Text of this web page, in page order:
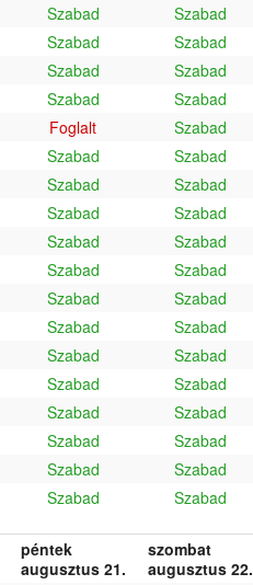
Szabad Szabad
Szabad Szabad
Szabad Szabad
Szabad Szabad
Foglalt Szabad
Szabad Szabad
Szabad Szabad
Szabad Szabad
Szabad Szabad
Szabad Szabad
Szabad Szabad
Szabad Szabad
Szabad Szabad
Szabad Szabad
Szabad Szabad
Szabad Szabad
Szabad Szabad
Szabad Szabad
péntek
augusztus 21.
szombat
augusztus 22.